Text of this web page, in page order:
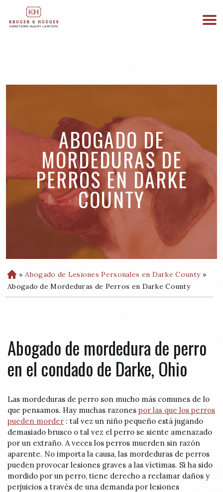
ESTAMOS DISPONIBLES 24/7
ABOGADO DE
MORDEDURAS DE
PERROS EN DARKE
COUNTY
H
o
m
» Abogado de Lesiones Personales en Darke County »
Abogado de Mordeduras de Perros en Darke County
Abogado de mordedura de perro
en el condado de Darke, Ohio
Las mordeduras de perro son mucho más comunes de lo
que pensamos. Hay muchas razones por las que los perros
pueden morder : tal vez un niño pequeño está jugando
demasiado brusco o tal vez el perro se siente amenazado
por un extraño. A veces los perros muerden sin razón
aparente. No importa la causa, las mordeduras de perros
pueden provocar lesiones graves a las víctimas. Si ha sido
mordido por un perro, tiene derecho a reclamar daños y
perjuicios a través de una demanda por lesiones